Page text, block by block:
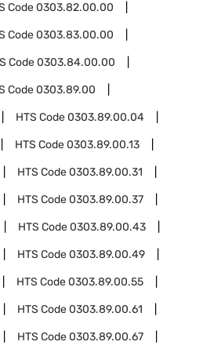
Code0303.82.00.00
Code0303.83.00.00
Code0303.84.00.00
Code0303.89.00
HTS Code0303.89.00.04
HTS Code0303.89.00.13
HTS Code0303.89.00.31
HTS Code0303.89.00.37
HTS Code0303.89.00.43
HTS Code0303.89.00.49
HTS Code0303.89.00.55
HTS Code0303.89.00.61
HTS Code0303.89.00.67